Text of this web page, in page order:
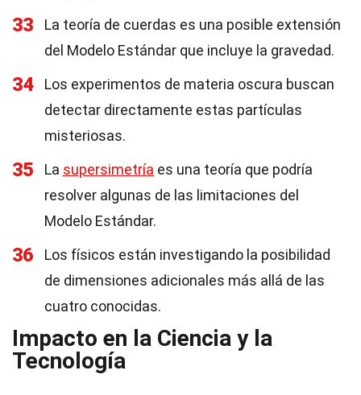
33
La teoría de cuerdas es una posible extensión
del Modelo Estándar que incluye la gravedad.
34
Los experimentos de materia oscura buscan
detectar directamente estas partículas
misteriosas.
35 La supersimetría es una teoría que podría
resolver algunas de las limitaciones del
Modelo Estándar.
36
Los físicos están investigando la posibilidad
de dimensiones adicionales más allá de las
cuatro conocidas.
Impacto en la Ciencia y la
Tecnología